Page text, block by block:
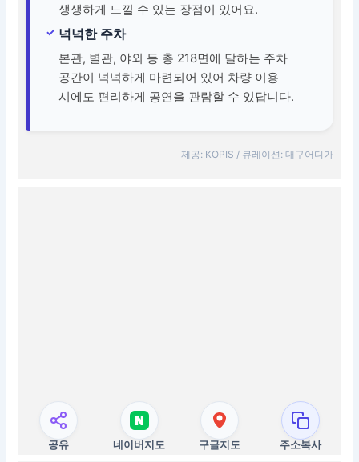
생생하게 느낄 수 있는 장점이 있어요.
넉넉한 주차
본관, 별관, 야외 등 총 218면에 달하는 주차
공간이 넉넉하게 마련되어 있어 차량 이용
시에도 편리하게 공연을 관람할 수 있답니다.
제공: KOPIS / 큐레이션: 대구어디가
공유 네이버지도 구글지도 주소복사